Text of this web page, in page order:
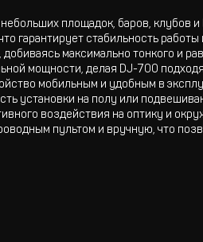
площадок, баров,
гарантирует стабильность
максимально тонкого и
мощности, делая DJ-700
мобильным и удобным в
установки на полу или
воздействия на оптику и
пультом и вручную, что